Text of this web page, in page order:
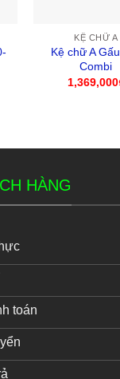
KỆ CHỮ A
Kệ chữ A
Combi
1,369,000
HÀNG
toán